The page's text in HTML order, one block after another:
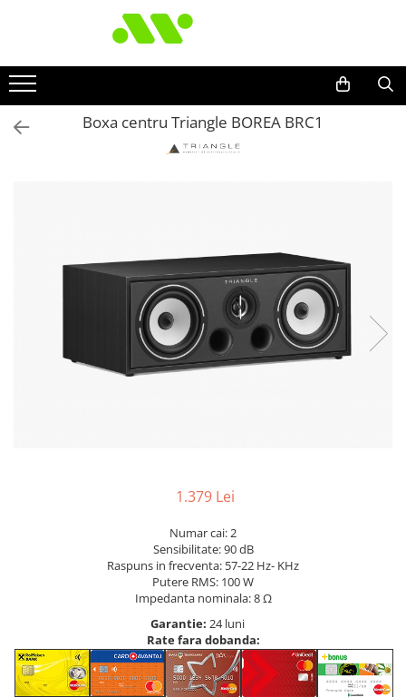
Boxa centru Triangle BOREA BRC1
1.379 Lei
Numar cai: 2
Sensibilitate: 90 dB
Raspuns in frecventa: 57-22 Hz- KHz
Putere RMS: 100 W
Impedanta nominala: 8 Ω
Garantie: 24 luni
Rate fara dobanda: